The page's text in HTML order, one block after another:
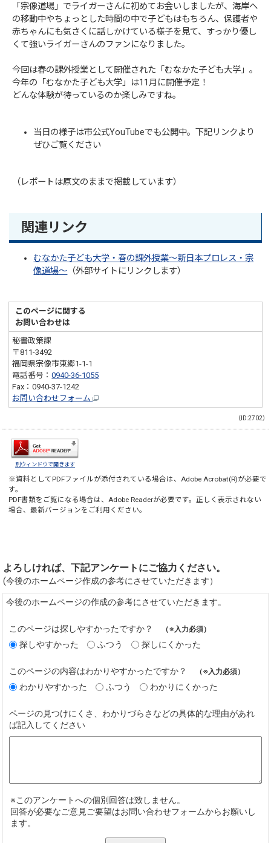
「宗像道場」でライガーさんに初めてお会いしましたが、海岸へ
の移動中やちょっとした時間の中で子どもはもちろん、保護者や
赤ちゃんにも気さくに話しかけている様子を見て、すっかり優し
くて強いライガーさんのファンになりました。
今回は春の課外授業として開催された「むなかた子ども大学」。
今年の「むなかた子ども大学」は11月に開催予定！
どんな体験が待っているのか楽しみですね。
当日の様子は市公式YouTubeでも公開中。下記リンクより
ぜひご覧ください
（レポートは原文のままで掲載しています）
関連リンク
むなかた子ども大学・春の課外授業～新日本プロレス・宗
像道場～ （外部サイトにリンクします）
このページに関する
お問い合わせは
秘書政策課
〒811-3492
福岡県宗像市東郷1-1-1
電話番号：0940-36-1055
Fax：0940-37-1242
お問い合わせフォーム
（ID:2702）
別ウィンドウで開きます
※資料としてPDFファイルが添付されている場合は、Adobe Acrobat(R)が必要で
す。
PDF書類をご覧になる場合は、Adobe Readerが必要です。正しく表示されない
場合、最新バージョンをご利用ください。